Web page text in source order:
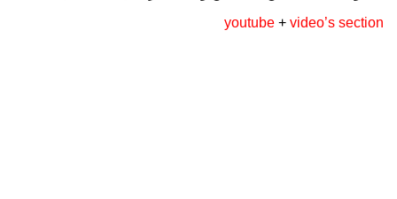
youtube + video’s section